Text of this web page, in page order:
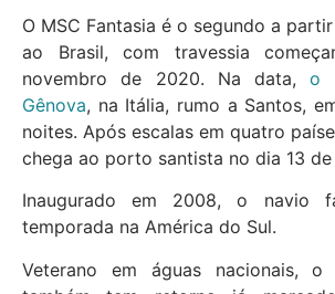
O MSC Fantasia é o segundo a
ao Brasil, com travessia
novembro de 2020. Na data,o
Gênova, na Itália, rumo a Santos,
noites. Após escalas em quatro
chega ao porto santista no dia 13
Inaugurado em 2008, o navio
temporada na América do Sul.
Veterano em águas nacionais, o